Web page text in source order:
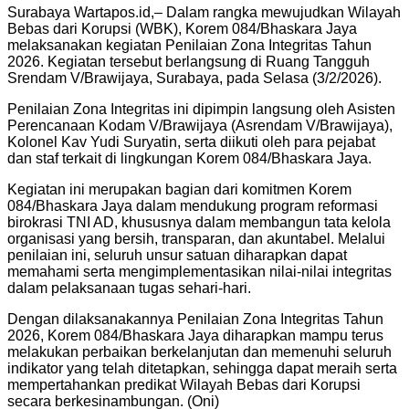
Surabaya Wartapos.id,– Dalam rangka mewujudkan Wilayah
Bebas dari Korupsi (WBK), Korem 084/Bhaskara Jaya
melaksanakan kegiatan Penilaian Zona Integritas Tahun
2026. Kegiatan tersebut berlangsung di Ruang Tangguh
Srendam V/Brawijaya, Surabaya, pada Selasa (3/2/2026).
Penilaian Zona Integritas ini dipimpin langsung oleh Asisten
Perencanaan Kodam V/Brawijaya (Asrendam V/Brawijaya),
Kolonel Kav Yudi Suryatin, serta diikuti oleh para pejabat
dan staf terkait di lingkungan Korem 084/Bhaskara Jaya.
Kegiatan ini merupakan bagian dari komitmen Korem
084/Bhaskara Jaya dalam mendukung program reformasi
birokrasi TNI AD, khususnya dalam membangun tata kelola
organisasi yang bersih, transparan, dan akuntabel. Melalui
penilaian ini, seluruh unsur satuan diharapkan dapat
memahami serta mengimplementasikan nilai-nilai integritas
dalam pelaksanaan tugas sehari-hari.
Dengan dilaksanakannya Penilaian Zona Integritas Tahun
2026, Korem 084/Bhaskara Jaya diharapkan mampu terus
melakukan perbaikan berkelanjutan dan memenuhi seluruh
indikator yang telah ditetapkan, sehingga dapat meraih serta
mempertahankan predikat Wilayah Bebas dari Korupsi
secara berkesinambungan. (Oni)